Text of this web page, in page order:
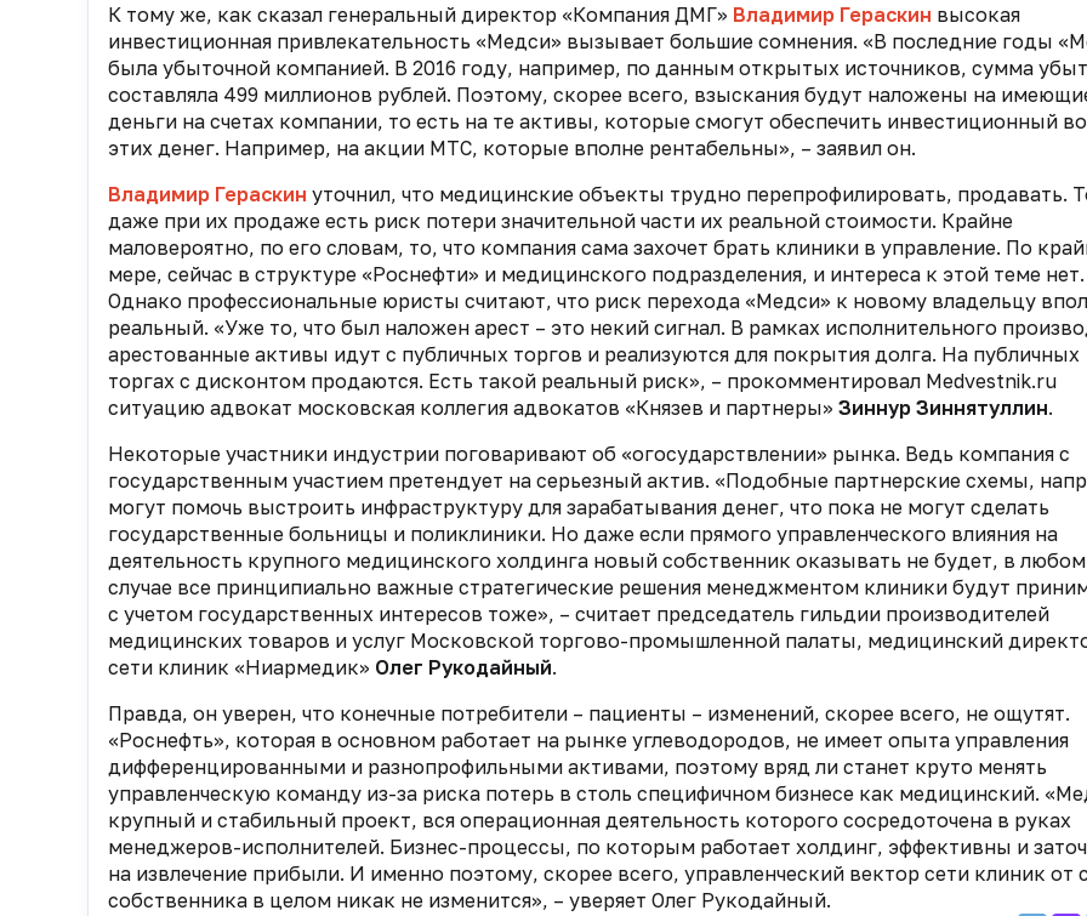
К тому же, как сказал генеральный директор «Компания ДМГ» Владимир Гераскин высокая
инвестиционная привлекательность «Медси» вызывает большие сомнения. «В последние годы
была убыточной компанией. В 2016 году, например, по данным открытых источников, сумма
составляла 499 миллионов рублей. Поэтому, скорее всего, взыскания будут наложены на
деньги на счетах компании, то есть на те активы, которые смогут обеспечить инвестиционный
этих денег. Например, на акции МТС, которые вполне рентабельны», – заявил он.
Владимир Гераскин уточнил, что медицинские объекты трудно перепрофилировать, продавать.
даже при их продаже есть риск потери значительной части их реальной стоимости. Крайне
маловероятно, по его словам, то, что компания сама захочет брать клиники в управление. По
мере, сейчас в структуре «Роснефти» и медицинского подразделения, и интереса к этой теме нет.
Однако профессиональные юристы считают, что риск перехода «Медси» к новому владельцу
реальный. «Уже то, что был наложен арест – это некий сигнал. В рамках исполнительного
арестованные активы идут с публичных торгов и реализуются для покрытия долга. На публичных
торгах с дисконтом продаются. Есть такой реальный риск», – прокомментировал Medvestnik.ru
ситуацию адвокат московская коллегия адвокатов «Князев и партнеры» Зиннур Зиннятуллин.
Некоторые участники индустрии поговаривают об «огосударствлении» рынка. Ведь компания с
государственным участием претендует на серьезный актив. «Подобные партнерские схемы,
могут помочь выстроить инфраструктуру для зарабатывания денег, что пока не могут сделать
государственные больницы и поликлиники. Но даже если прямого управленческого влияния на
деятельность крупного медицинского холдинга новый собственник оказывать не будет, в любом
случае все принципиально важные стратегические решения менеджментом клиники будут
с учетом государственных интересов тоже», – считает председатель гильдии производителей
медицинских товаров и услуг Московской торгово-промышленной палаты, медицинский
сети клиник «Ниармедик» Олег Рукодайный.
Правда, он уверен, что конечные потребители – пациенты – изменений, скорее всего, не ощутят.
«Роснефть», которая в основном работает на рынке углеводородов, не имеет опыта управления
дифференцированными и разнопрофильными активами, поэтому вряд ли станет круто менять
управленческую команду из-за риска потерь в столь специфичном бизнесе как медицинский.
крупный и стабильный проект, вся операционная деятельность которого сосредоточена в руках
менеджеров-исполнителей. Бизнес-процессы, по которым работает холдинг, эффективны и
на извлечение прибыли. И именно поэтому, скорее всего, управленческий вектор сети клиник от
собственника в целом никак не изменится», – уверяет Олег Рукодайный.